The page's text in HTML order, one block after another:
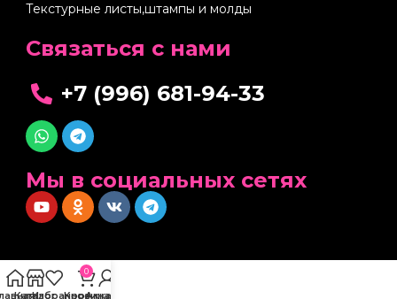
Текстурные листы,штампы и молды
Cвязаться с нами
+7 (996) 681-94-33
Мы в социальных сетях
Каталог
Избранное
0
Корзина
Аккаунт